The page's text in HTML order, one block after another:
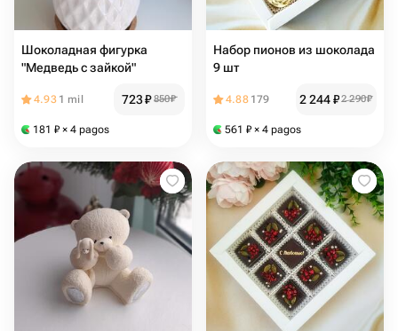
Шоколадная фигурка
"Медведь с зайкой"
4.93 1 mil 723₽ 850₽
181 ₽ × 4 pagos
Набор пионов из шоколада
9 шт
4.88 179 2 244₽2 290₽
561 ₽ × 4 pagos